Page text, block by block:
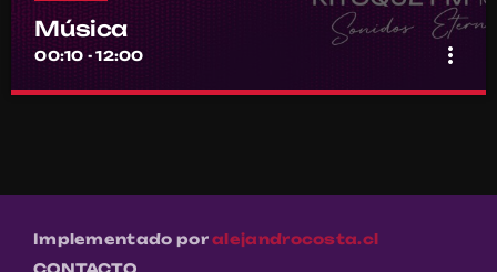
Música
00:10 - 12:00 more_vert
Música
Implementado poralejandrocosta.cl